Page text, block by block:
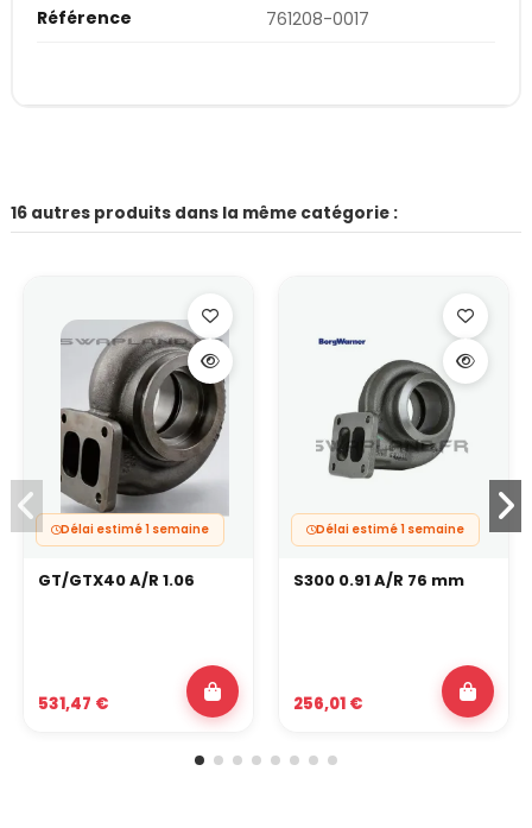
Référence 761208-0017
16 autres produits dans la même catégorie :
Délai estimé 1 semaine
GT/GTX40 A/R 1.06
531,47 €
Délai estimé 1 semaine
S300 0.91 A/R 76 mm
256,01 €